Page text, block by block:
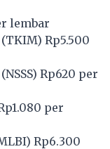
lembar
TKIM) Rp5.500
NSSS) Rp620 per
per
) Rp6.300